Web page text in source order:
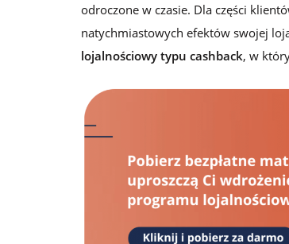
odroczone w czasie. Dla części
natychmiastowych efektów swojej
lojalnościowy typu cashback, w